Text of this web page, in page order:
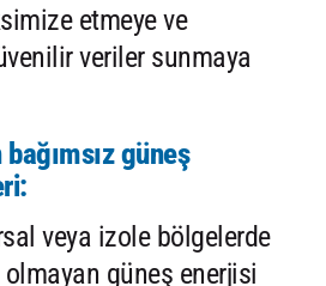
etmeye ve
veriler sunmaya
güneş
veya izole bölgelerde
olmayan güneş enerjisi